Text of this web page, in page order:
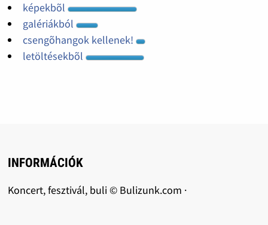
képekbõl
galériákból
csengõhangok kellenek!
letöltésekbõl
INFORMÁCIÓK
Koncert, fesztivál, buli © Bulizunk.com ·